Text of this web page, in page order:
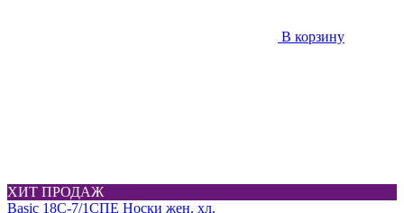
В корзину
ХИТ ПРОДАЖ
Basic 18С-7/1СПЕ Носки жен. хл.